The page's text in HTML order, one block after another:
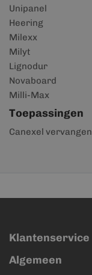
Unipanel
Heering
Milexx
Milyt
Lignodur
Novaboard
Milli-Max
Toepassingen
Canexel vervangen
Klantenservice
Algemeen